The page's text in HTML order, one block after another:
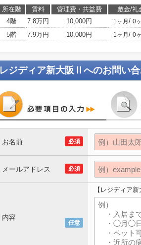
所在階 賃料 管理費・共益費 敷金/礼
4階
7.8万円 10,000円 1ヶ月 / 0
5階
7.9万円 10,000円 1ヶ月 / 0
レジディア新大阪Ⅱ へのお問い
必須
お名前
必須
メールアドレス
任意
内容
【レジディア